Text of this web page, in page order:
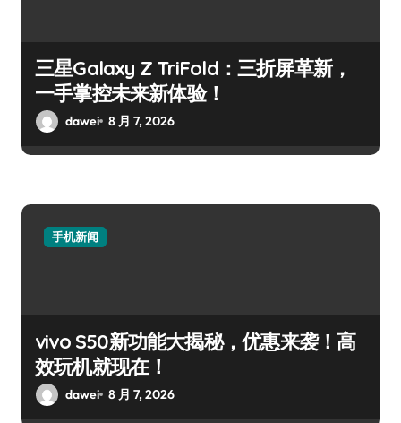
三星Galaxy Z TriFold：三折屏革新，
一手掌控未来新体验！
dawei 8 月 7, 2026
手机新闻
vivo S50新功能大揭秘，优惠来袭！高
效玩机就现在！
dawei 8 月 7, 2026